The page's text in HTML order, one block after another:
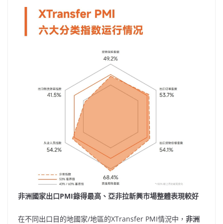
非洲國家出口PMI錄得最高、亞非拉新興市場整體表現較好
在不同出口目的地國家/地區的XTransfer PMI情況中， 非洲